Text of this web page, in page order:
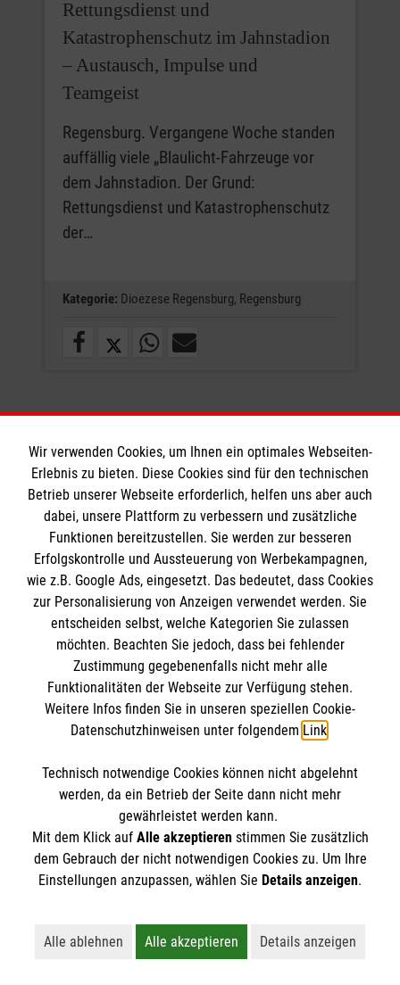
Rettungsdienst und
Katastrophenschutz im Jahnstadion
– Austausch, Impulse und
Teamgeist
Regensburg. Vergangene Woche standen
auffällig viele „Blaulicht-Fahrzeuge vor
dem Jahnstadion. Der Grund:
Rettungsdienst und Katastrophenschutz
der…
Kategorie: Dioezese Regensburg, Regensburg
Informationen
Impressum
Datenschutz
Kontakt
Barrierefreiheit
Die Malteser
Malteser in Deutschland
Sharepoint
Empfänger: Malteser Hilfsdienst e.V.
Bank: Pax-Bank eG
IBAN: DE98 3706 0120 1201 2186 04
So finden Sie uns
94469 Deggendorf
Der Malteser Hilfsdienst e.V. ist als eingetragene
gemeinnützige Organisation von der Körperschaft- und
Wir verwenden Cookies, um Ihnen ein optimales Webseiten-
Erlebnis zu bieten. Diese Cookies sind für den technischen
Betrieb unserer Webseite erforderlich, helfen uns aber auch
dabei, unsere Plattform zu verbessern und zusätzliche
Funktionen bereitzustellen. Sie werden zur besseren
Erfolgskontrolle und Aussteuerung von Werbekampagnen,
wie z.B. Google Ads, eingesetzt. Das bedeutet, dass Cookies
zur Personalisierung von Anzeigen verwendet werden. Sie
entscheiden selbst, welche Kategorien Sie zulassen
möchten. Beachten Sie jedoch, dass bei fehlender
Zustimmung gegebenenfalls nicht mehr alle
Funktionalitäten der Webseite zur Verfügung stehen.
Weitere Infos finden Sie in unseren speziellen Cookie-
Datenschutzhinweisen unter folgendem Link.
Technisch notwendige Cookies können nicht abgelehnt
werden, da ein Betrieb der Seite dann nicht mehr
gewährleistet werden kann.
Mit dem Klick auf Alle akzeptierenstimmen Sie zusätzlich
dem Gebrauch der nicht notwendigen Cookies zu. Um Ihre
Einstellungen anzupassen, wählen Sie Details anzeigen.
Alle ablehnen
Lehnt alle nicht-essentiellen Cookies ab
Alle akzeptieren
Akzeptiert alle Cookies
Details anzeigen